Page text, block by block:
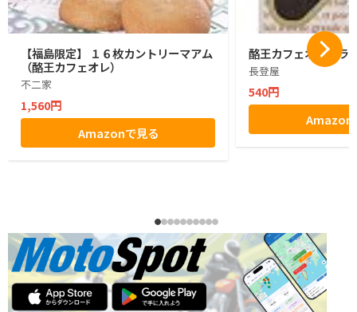
【福島限定】 １６枚カントリーマアム
（酪王カフェオレ）
不二家
1,560円
Amazonで見る
酪王カフェオレクラ
長登屋
540円
Amazon